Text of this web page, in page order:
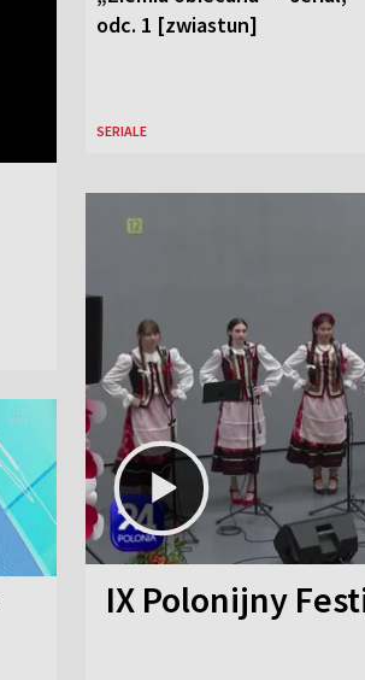
odc. 1 [zwiastun]
SERIALE
IX Polonijny